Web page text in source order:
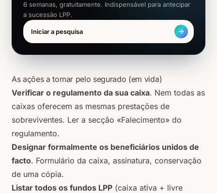
6 semanas, gratuitamente. Indispensável para antecipar
a sucessão LPP.
Iniciar a pesquisa
As ações a tomar pelo segurado (em vida)
Verificar o regulamento da sua caixa. Nem todas as
caixas oferecem as mesmas prestações de
sobreviventes. Ler a secção «Falecimento» do
regulamento.
Designar formalmente os beneficiários unidos de
facto. Formulário da caixa, assinatura, conservação
de uma cópia.
Listar todos os fundos LPP (caixa ativa + livre